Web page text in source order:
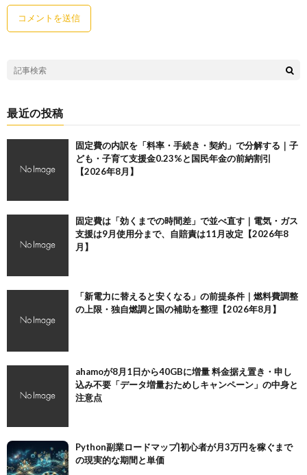
最近の投稿
固定費の内訳を「料率・手続き・契約」で分解する｜子
ども・子育て支援金0.23%と国民年金の前納割引
【2026年8月】
固定費は「効くまでの時間差」で並べ直す｜電気・ガス
支援は9月使用分まで、自賠責は11月改定【2026年8
月】
「新電力に替えると安くなる」の前提条件｜燃料費調整
の上限・独自燃調と国の補助を整理【2026年8月】
ahamoが8月1日から40GBに増量 料金据え置き・申し
込み不要「データ増量おためしキャンペーン」の中身と
注意点
Python副業ロードマップ|初心者が月3万円を稼ぐまで
の現実的な期間と単価